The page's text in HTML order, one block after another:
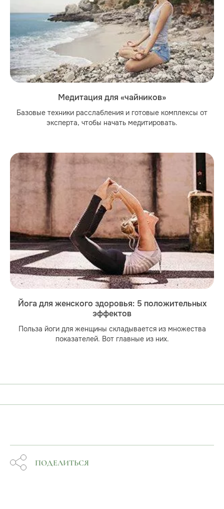
Медитация для «чайников»
Базовые техники расслабления и готовые комплексы от
эксперта, чтобы начать медитировать.
Йога для женского здоровья: 5 положительных
эффектов
Польза йоги для женщины складывается из множества
показателей. Вот главные из них.
ПОДЕЛИТЬСЯ